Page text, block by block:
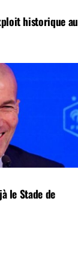
historique au
le Stade de